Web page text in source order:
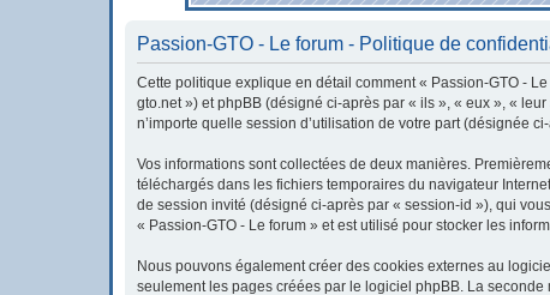
Passion-GTO - Le forum - Politique de
Cette politique explique en détail comment « Passion-GTO -
gto.net ») et phpBB (désigné ci-après par « ils », « eux », «
n’importe quelle session d’utilisation de votre part (désignée
Vos informations sont collectées de deux manières.
téléchargés dans les fichiers temporaires du navigateur
de session invité (désigné ci-après par « session-id »), qui
« Passion-GTO - Le forum » et est utilisé pour stocker les
Nous pouvons également créer des cookies externes au
seulement les pages créées par le logiciel phpBB. La